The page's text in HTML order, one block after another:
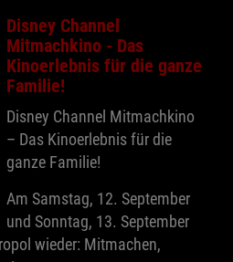
Disney Channel
Mitmachkino - Das
Kinoerlebnis für die ganze
Familie!
Disney Channel Mitmachkino
– Das Kinoerlebnis für die
ganze Familie!
Am Samstag, 12. September
und Sonntag, 13. September
wieder: Mitmachen,